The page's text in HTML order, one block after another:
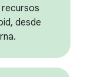
desde